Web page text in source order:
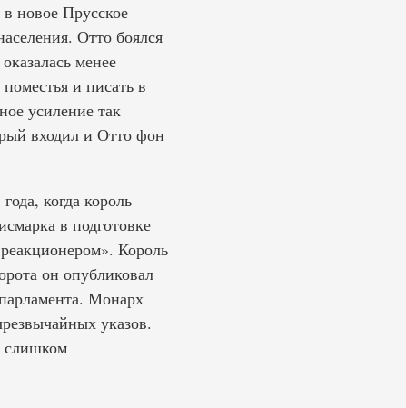
новое Прусское
Отто боялся
менее
и писать в
усиление так
входил и Отто фон
когда король
в подготовке
Король
он опубликовал
Монарх
указов.
слишком